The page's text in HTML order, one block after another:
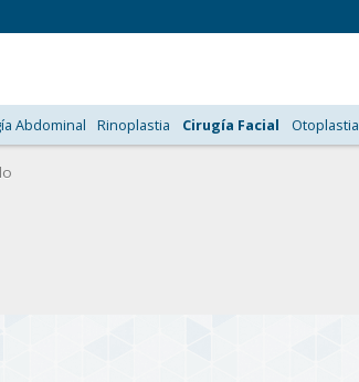
Abdominal Rinoplastia Cirugía Facial Otoplastia